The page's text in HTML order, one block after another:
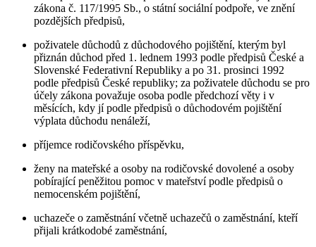
zákona č. 117/1995 Sb., o státní sociální podpoře, ve znění
pozdějších předpisů,
poživatele důchodů z důchodového pojištění, kterým byl
přiznán důchod před 1. lednem 1993 podle předpisů České a
Slovenské Federativní Republiky a po 31. prosinci 1992
podle předpisů České republiky; za poživatele důchodu se pro
účely zákona považuje osoba podle předchozí věty i v
měsících, kdy jí podle předpisů o důchodovém pojištění
výplata důchodu nenáleží,
příjemce rodičovského příspěvku,
ženy na mateřské a osoby na rodičovské dovolené a osoby
pobírající peněžitou pomoc v mateřství podle předpisů o
nemocenském pojištění,
uchazeče o zaměstnání včetně uchazečů o zaměstnání, kteří
přijali krátkodobé zaměstnání,